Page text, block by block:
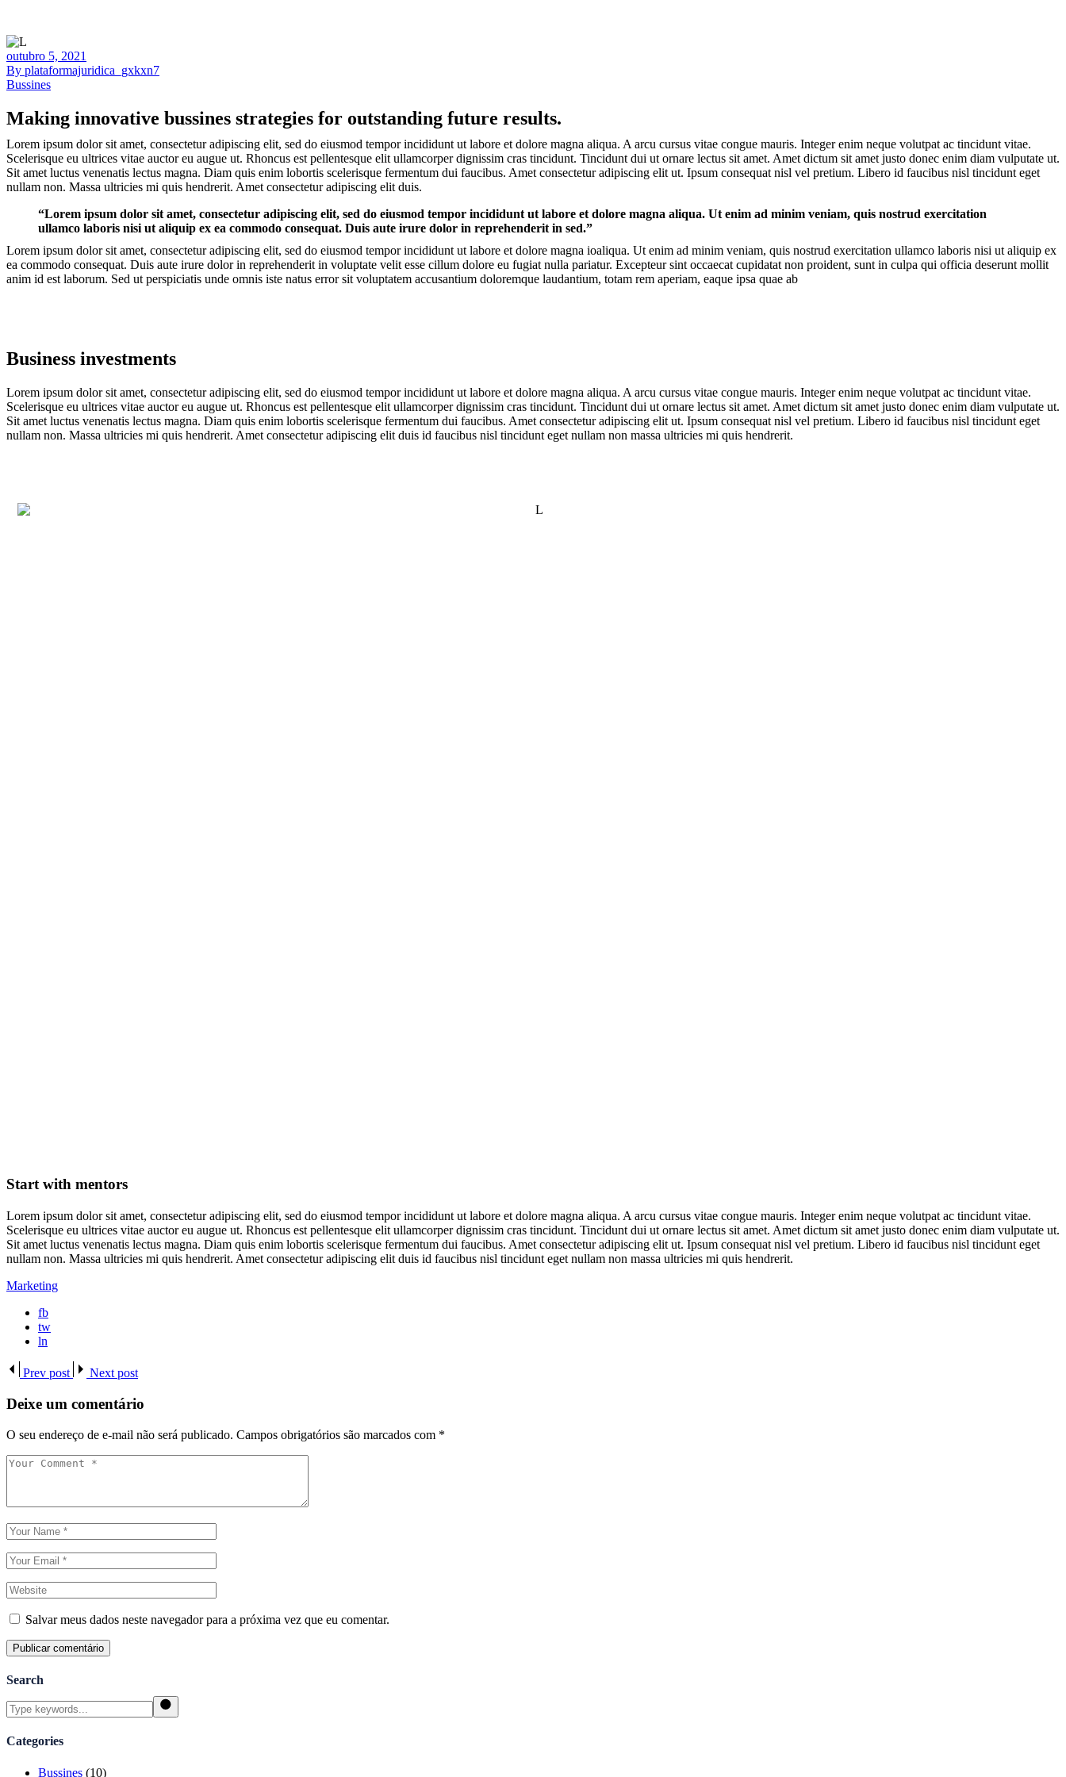
outubro 5, 2021
By plataformajuridica_gxkxn7
Bussines
Making innovative bussines strategies for outstanding future results.
Lorem ipsum dolor sit amet, consectetur adipiscing elit, sed do eiusmod tempor incididunt ut labore et dolore magna aliqua. A arcu cursus vitae congue mauris. Integer enim neque volutpat ac tincidunt vitae.
Scelerisque eu ultrices vitae auctor eu augue ut. Rhoncus est pellentesque elit ullamcorper dignissim cras tincidunt. Tincidunt dui ut ornare lectus sit amet. Amet dictum sit amet justo donec enim diam vulputate ut.
Sit amet luctus venenatis lectus magna. Diam quis enim lobortis scelerisque fermentum dui faucibus. Amet consectetur adipiscing elit ut. Ipsum consequat nisl vel pretium. Libero id faucibus nisl tincidunt eget
nullam non. Massa ultricies mi quis hendrerit. Amet consectetur adipiscing elit duis.
“Lorem ipsum dolor sit amet, consectetur adipiscing elit, sed do eiusmod tempor incididunt ut labore et dolore magna aliqua. Ut enim ad minim veniam, quis nostrud exercitation
ullamco laboris nisi ut aliquip ex ea commodo consequat. Duis aute irure dolor in reprehenderit in sed.”
Lorem ipsum dolor sit amet, consectetur adipiscing elit, sed do eiusmod tempor incididunt ut labore et dolore magna ioaliqua. Ut enim ad minim veniam, quis nostrud exercitation ullamco laboris nisi ut aliquip ex
ea commodo consequat. Duis aute irure dolor in reprehenderit in voluptate velit esse cillum dolore eu fugiat nulla pariatur. Excepteur sint occaecat cupidatat non proident, sunt in culpa qui officia deserunt mollit
anim id est laborum. Sed ut perspiciatis unde omnis iste natus error sit voluptatem accusantium doloremque laudantium, totam rem aperiam, eaque ipsa quae ab
Business investments
Lorem ipsum dolor sit amet, consectetur adipiscing elit, sed do eiusmod tempor incididunt ut labore et dolore magna aliqua. A arcu cursus vitae congue mauris. Integer enim neque volutpat ac tincidunt vitae.
Scelerisque eu ultrices vitae auctor eu augue ut. Rhoncus est pellentesque elit ullamcorper dignissim cras tincidunt. Tincidunt dui ut ornare lectus sit amet. Amet dictum sit amet justo donec enim diam vulputate ut.
Sit amet luctus venenatis lectus magna. Diam quis enim lobortis scelerisque fermentum dui faucibus. Amet consectetur adipiscing elit ut. Ipsum consequat nisl vel pretium. Libero id faucibus nisl tincidunt eget
nullam non. Massa ultricies mi quis hendrerit. Amet consectetur adipiscing elit duis id faucibus nisl tincidunt eget nullam non massa ultricies mi quis hendrerit.
Start with mentors
Lorem ipsum dolor sit amet, consectetur adipiscing elit, sed do eiusmod tempor incididunt ut labore et dolore magna aliqua. A arcu cursus vitae congue mauris. Integer enim neque volutpat ac tincidunt vitae.
Scelerisque eu ultrices vitae auctor eu augue ut. Rhoncus est pellentesque elit ullamcorper dignissim cras tincidunt. Tincidunt dui ut ornare lectus sit amet. Amet dictum sit amet justo donec enim diam vulputate ut.
Sit amet luctus venenatis lectus magna. Diam quis enim lobortis scelerisque fermentum dui faucibus. Amet consectetur adipiscing elit ut. Ipsum consequat nisl vel pretium. Libero id faucibus nisl tincidunt eget
nullam non. Massa ultricies mi quis hendrerit. Amet consectetur adipiscing elit duis id faucibus nisl tincidunt eget nullam non massa ultricies mi quis hendrerit.
Marketing
fb
tw
ln
Prev post Next post
Deixe um comentário
O seu endereço de e-mail não será publicado. Campos obrigatórios são marcados com *
Salvar meus dados neste navegador para a próxima vez que eu comentar.
Publicar comentário
Search
Categories
Bussines (10)